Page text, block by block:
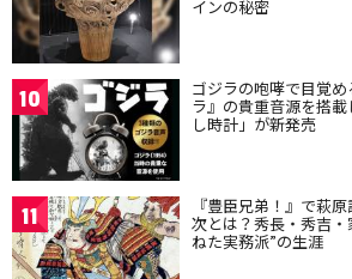
インの秘密
10 ゴジラの咆哮で目覚
ラ』の貴重音源を搭
し時計」が新発売
11 『豊臣兄弟！』で萩
次とは？秀長・秀吉
ねた実務派”の生涯